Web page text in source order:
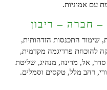
עם אמוניות.
– חברה – ריבון
שימור התכנסות הזדהותית,
להוכחת פרדיגמה מקדמית,
אל, מדינה, מנהיג, שליטת
רהב מלל, טקסים וסמלים.